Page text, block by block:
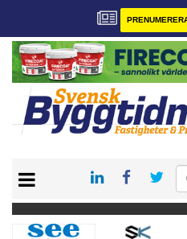
PRENUMERERA